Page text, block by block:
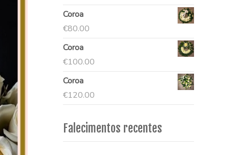
Coroa
€80.00
Coroa
€100.00
Coroa
€120.00
Falecimentos recentes